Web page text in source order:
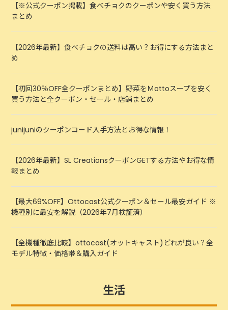
【※公式クーポン掲載】食べチョクのクーポンや安く買う方法
まとめ
【2026年最新】食べチョクの送料は高い？お得にする方法まと
め
【初回30％OFF全クーポンまとめ】野菜をＭottoスープを安く
買う方法と全クーポン・セール・店舗まとめ
junijuniのクーポンコード入手方法とお得な情報！
【2026年最新】SL CreationsクーポンGETする方法やお得な情
報まとめ
【最大69%OFF】Ottocast公式クーポン＆セール最安ガイド ※
機種別に最安を解説（2026年7月検証済）
【全機種徹底比較】ottocast(オットキャスト)どれが良い？全
モデル特徴・価格帯＆購入ガイド
生活